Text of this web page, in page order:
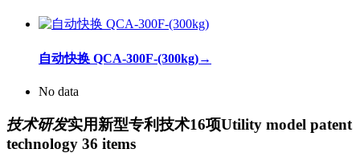
自动快换 QCA-300F-(300kg)→
No data
技术研发实用新型专利技术16项Utility model patent
technology 36 items